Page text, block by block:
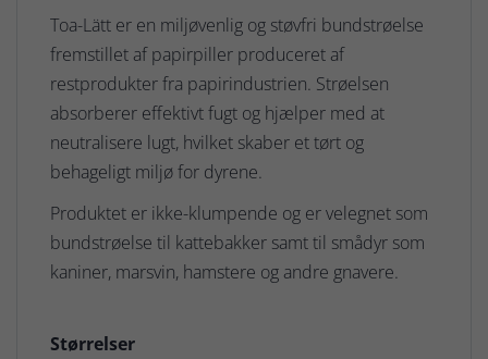
Toa-Lätt er en miljøvenlig og støvfri bundstrøelse
fremstillet af papirpiller produceret af
restprodukter fra papirindustrien. Strøelsen
absorberer effektivt fugt og hjælper med at
neutralisere lugt, hvilket skaber et tørt og
behageligt miljø for dyrene.
Produktet er ikke-klumpende og er velegnet som
bundstrøelse til kattebakker samt til smådyr som
kaniner, marsvin, hamstere og andre gnavere.
Størrelser